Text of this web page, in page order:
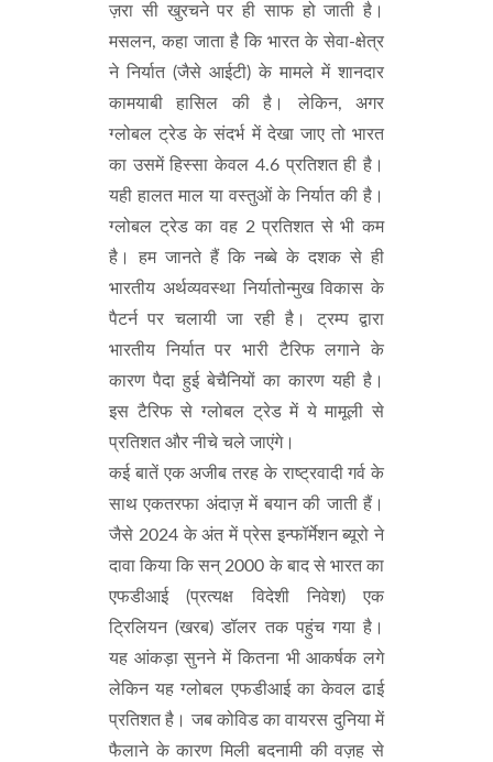
ज़रा सी खुरचने पर ही साफ हो जाती है।
मसलन, कहा जाता है कि भारत के सेवा-क्षेत्र
ने निर्यात (जैसे आईटी) के मामले में शानदार
कामयाबी हासिल की है। लेकिन, अगर
ग्लोबल ट्रेड के संदर्भ में देखा जाए तो भारत
का उसमें हिस्सा केवल 4.6 प्रतिशत ही है।
यही हालत माल या वस्तुओं के निर्यात की है।
ग्लोबल ट्रेड का वह 2 प्रतिशत से भी कम
है। हम जानते हैं कि नब्बे के दशक से ही
भारतीय अर्थव्यवस्था निर्यातोन्मुख विकास के
पैटर्न पर चलायी जा रही है। ट्रम्प द्वारा
भारतीय निर्यात पर भारी टैरिफ लगाने के
कारण पैदा हुई बेचैनियों का कारण यही है।
इस टैरिफ से ग्लोबल ट्रेड में ये मामूली से
प्रतिशत और नीचे चले जाएंगे।
कई बातें एक अजीब तरह के राष्ट्रवादी गर्व के
साथ एकतरफा अंदाज़ में बयान की जाती हैं।
जैसे 2024 के अंत में प्रेस इन्फॉर्मेशन ब्यूरो ने
दावा किया कि सन् 2000 के बाद से भारत का
एफडीआई (प्रत्यक्ष विदेशी निवेश) एक
ट्रिलियन (खरब) डॉलर तक पहुंच गया है।
यह आंकड़ा सुनने में कितना भी आकर्षक लगे
लेकिन यह ग्लोबल एफडीआई का केवल ढाई
प्रतिशत है। जब कोविड का वायरस दुनिया में
फैलाने के कारण मिली बदनामी की वज़ह से